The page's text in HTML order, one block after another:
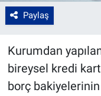
Paylaş
Kurumdan
bireysel kredi
borç bakiyelerinin